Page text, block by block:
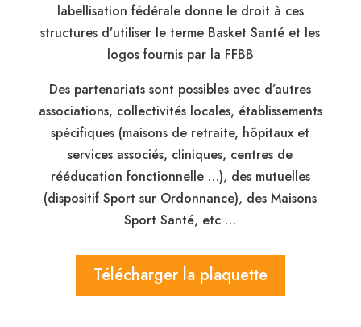
labellisation fédérale donne le droit à ces
structures d’utiliser le terme Basket Santé et les
logos fournis par la FFBB
Des partenariats sont possibles avec d’autres
associations, collectivités locales, établissements
spécifiques (maisons de retraite, hôpitaux et
services associés, cliniques, centres de
rééducation fonctionnelle …), des mutuelles
(dispositif Sport sur Ordonnance), des Maisons
Sport Santé, etc …
Télécharger la plaquette